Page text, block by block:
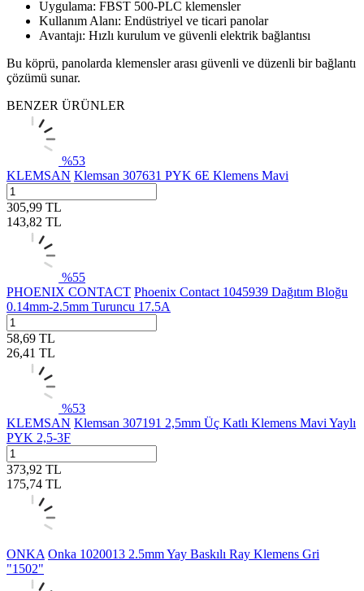
Uygulama: FBST 500-PLC klemensler
Kullanım Alanı: Endüstriyel ve ticari panolar
Avantajı: Hızlı kurulum ve güvenli elektrik bağlantısı
Bu köprü, panolarda klemensler arası güvenli ve düzenli bir bağlantı
çözümü sunar.
BENZER ÜRÜNLER
%53
KLEMSAN Klemsan 307631 PYK 6E Klemens Mavi
305,99 TL
143,82 TL
%55
PHOENIX CONTACT Phoenix Contact 1045939 Dağıtım Bloğu
0.14mm-2.5mm Turuncu 17.5A
58,69 TL
26,41 TL
%53
KLEMSAN Klemsan 307191 2,5mm Üç Katlı Klemens Mavi Yaylı
PYK 2,5-3F
373,92 TL
175,74 TL
ONKA Onka 1020013 2.5mm Yay Baskılı Ray Klemens Gri
"1502"